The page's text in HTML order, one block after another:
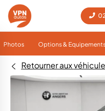
Photos Options &
Retourner aux